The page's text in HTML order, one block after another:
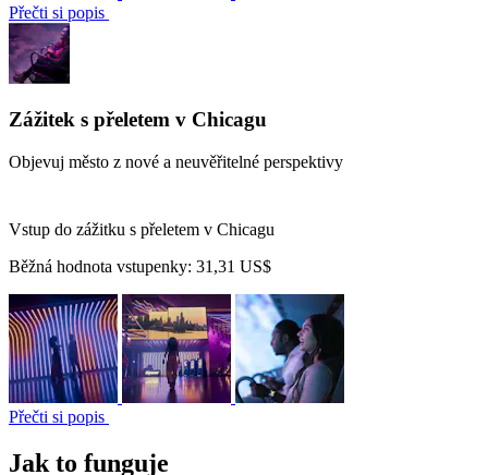
Přečti si popis
Zážitek s přeletem v Chicagu
Objevuj město z nové a neuvěřitelné perspektivy
Vstup do zážitku s přeletem v Chicagu
Běžná hodnota vstupenky: 31,31 US$
Přečti si popis
Jak to funguje